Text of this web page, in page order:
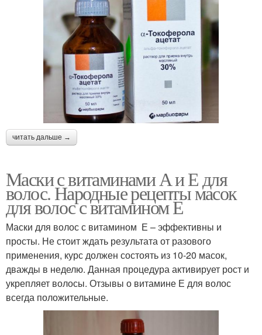
читать дальше →
Маски с витаминами А и Е для
волос. Народные рецепты масок
для волос с витамином Е
Маски для волос с витамином Е – эффективны и
просты. Не стоит ждать результата от разового
применения, курс должен состоять из 10-20 масок,
дважды в неделю. Данная процедура активирует рост и
укрепляет волосы. Отзывы о витамине Е для волос
всегда положительные.